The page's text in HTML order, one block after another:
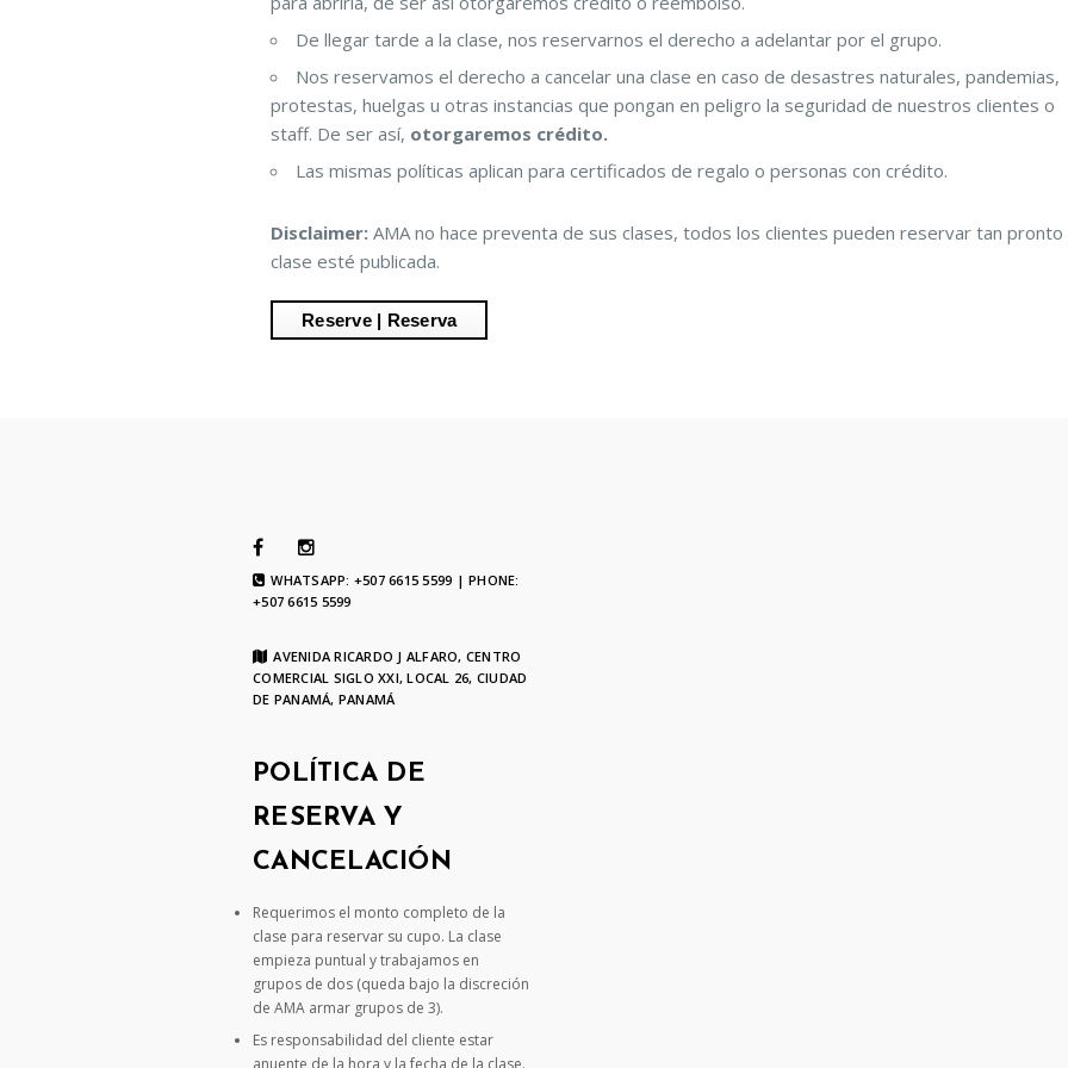
De llegar tarde a la clase, nos reservarnos el derecho a adelantar por el grupo.
Nos reservamos el derecho a cancelar una clase en caso de desastres naturales, pandemias,
protestas, huelgas u otras instancias que pongan en peligro la seguridad de nuestros clientes o
staff. De ser así, otorgaremos crédito.
Las mismas políticas aplican para certificados de regalo o personas con crédito.
Disclaimer: AMA no hace preventa de sus clases, todos los clientes pueden reservar tan pronto
clase esté publicada.
WHATSAPP: +507 6615 5599 | PHONE:
+507 6615 5599
AVENIDA RICARDO J ALFARO, CENTRO
COMERCIAL SIGLO XXI, LOCAL 26, CIUDAD
DE PANAMÁ, PANAMÁ
POLÍTICA DE
RESERVA Y
CANCELACIÓN
Requerimos el monto completo de la
clase para reservar su cupo. La clase
empieza puntual y trabajamos en
grupos de dos (queda bajo la discreción
de AMA armar grupos de 3).
Es responsabilidad del cliente estar
anuente de la hora y la fecha de la clase.